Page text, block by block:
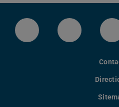
LinkedIn-Seite der